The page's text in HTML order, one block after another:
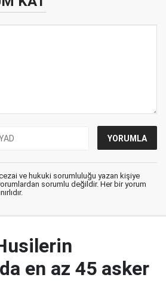
cezai ve hukuki sorumluluğu yazan kişiye
sorumlu değildir. Her bir yorum
en az 45 asker